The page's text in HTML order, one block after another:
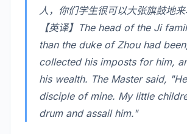
人，你们学生很可以大张旗鼓地
【英译】The head of the Ji
than the duke of Zhou had
collected his imposts for him,
his wealth. The Master said,
disciple of mine. My little
drum and assail him."